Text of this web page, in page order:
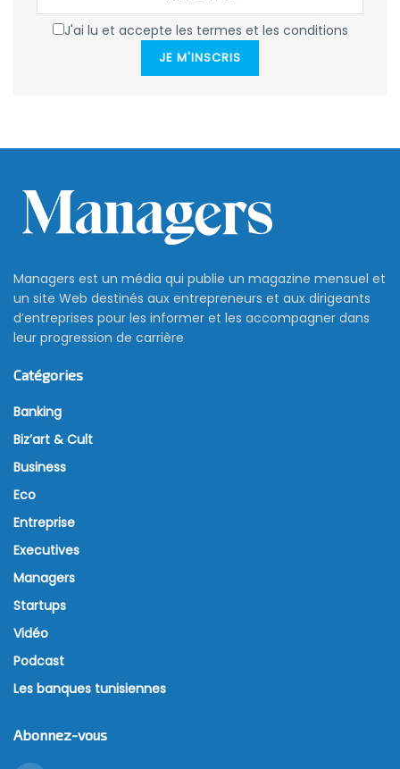
J'ai lu et accepte les termes et les conditions
JE M'INSCRIS
Managers est un média qui publie un magazine mensuel et
un site Web destinés aux entrepreneurs et aux dirigeants
d’entreprises pour les informer et les accompagner dans
leur progression de carrière
Catégories
Banking
Biz’art & Cult
Business
Eco
Entreprise
Executives
Managers
Startups
Vidéo
Podcast
Les banques tunisiennes
Abonnez-vous